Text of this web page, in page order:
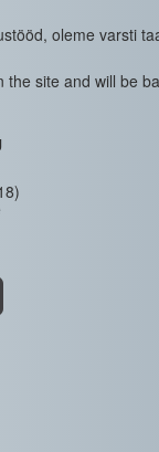
oleme varsti
site and will be